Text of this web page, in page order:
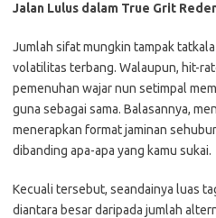
Jalan Lulus dalam True Grit
Jumlah sifat mungkin tampak
volatilitas terbang. Walaupun, hit-
pemenuhan wajar nun setimpal
guna sebagai sama. Balasannya,
menerapkan format jaminan
dibanding apa-apa yang kamu sukai.
Kecuali tersebut, seandainya luas
diantara besar daripada jumlah